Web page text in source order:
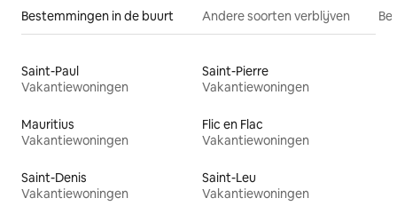
Bestemmingen in de buurt Andere soorten verblijven
Saint-Paul
Vakantiewoningen
Saint-Pierre
Vakantiewoningen
Mauritius
Vakantiewoningen
Flic en Flac
Vakantiewoningen
Saint-Denis
Vakantiewoningen
Saint-Leu
Vakantiewoningen